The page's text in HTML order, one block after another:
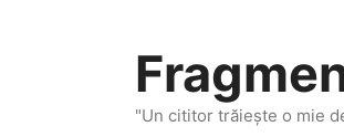
"Un cititor trăieşte o mie